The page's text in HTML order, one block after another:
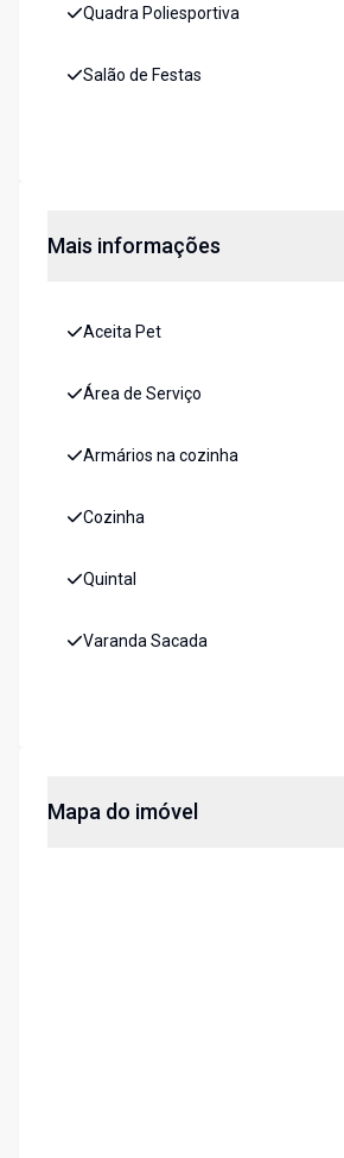
Quadra Poliesportiva
Salão de Festas
Mais informações
Aceita Pet
Área de Serviço
Armários na cozinha
Cozinha
Quintal
Varanda Sacada
Mapa do imóvel